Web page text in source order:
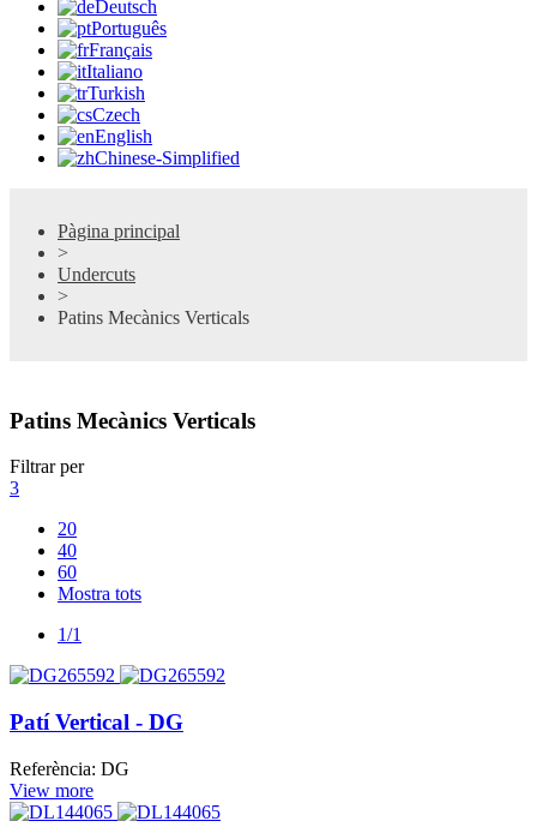
Deutsch
Português
Français
Italiano
Turkish
Czech
English
Chinese-Simplified
Pàgina principal
>
Undercuts
>
Patins Mecànics Verticals
Patins Mecànics Verticals
Filtrar per
3
20
40
60
Mostra tots
1/1
Patí Vertical - DG
Referència: DG
View more